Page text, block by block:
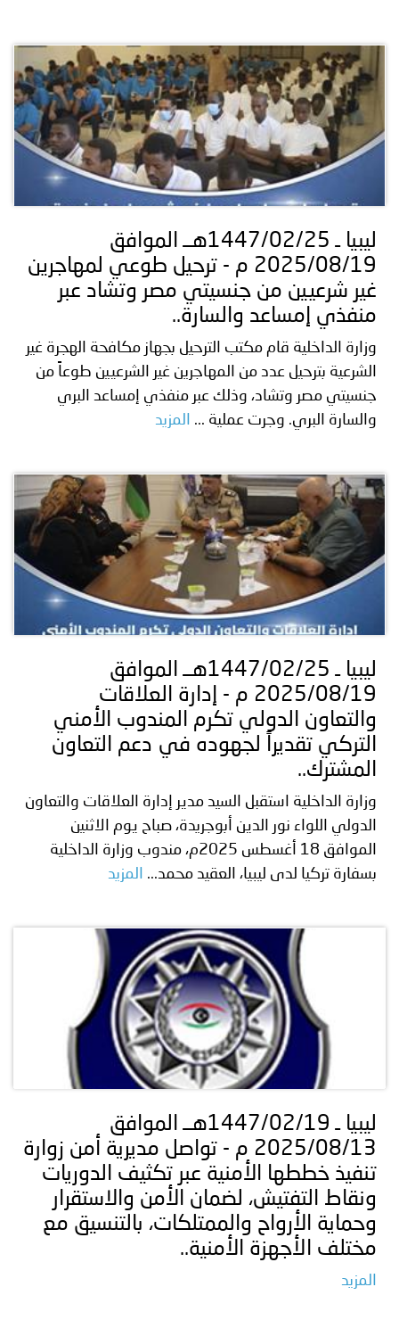
ليبيا ـ 1447/02/25هــ الموافق
2025/08/19 م - ترحيل طوعي لمهاجرين
غير شرعيين من جنسيتي مصر وتشاد عبر
منفذي إمساعد والسارة..
وزارة الداخلية قام مكتب الترحيل بجهاز مكافحة الهجرة غير
الشرعية بترحيل عدد من المهاجرين غير الشرعيين طوعاً من
جنسيتي مصر وتشاد، وذلك عبر منفذي إمساعد البري
والسارة البري. وجرت عملية ...
المزيد
ليبيا ـ 1447/02/25هــ الموافق
2025/08/19 م - إدارة العلاقات
والتعاون الدولي تكرم المندوب الأمني
التركي تقديراً لجهوده في دعم التعاون
المشترك..
وزارة الداخلية استقبل السيد مدير إدارة العلاقات والتعاون
الدولي اللواء نور الدين أبوجريدة، صباح يوم الاثنين
الموافق 18 أغسطس 2025م، مندوب وزارة الداخلية
بسفارة تركيا لدى ليبيا، العقيد محمد...
المزيد
ليبيا ـ 1447/02/19هــ الموافق
2025/08/13 م - تواصل مديرية أمن زوارة
تنفيذ خططها الأمنية عبر تكثيف الدوريات
ونقاط التفتيش، لضمان الأمن والاستقرار
وحماية الأرواح والممتلكات، بالتنسيق مع
مختلف الأجهزة الأمنية..
المزيد